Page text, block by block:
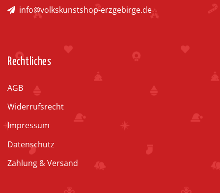
info@volkskunstshop-erzgebirge.de
Rechtliches
AGB
Widerrufsrecht
Impressum
Datenschutz
Zahlung & Versand